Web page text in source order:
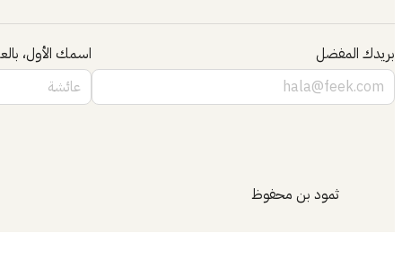
بريدك المفضل اسمك الأول،
ثمود بن محفوظ